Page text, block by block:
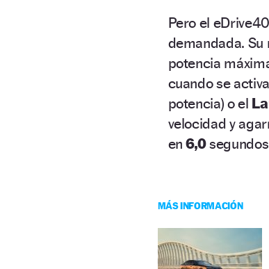
Pero el
demandada.
potencia
cuando se
potencia) o el
velocidad y
en6,0
MÁS INFORMACIÓN